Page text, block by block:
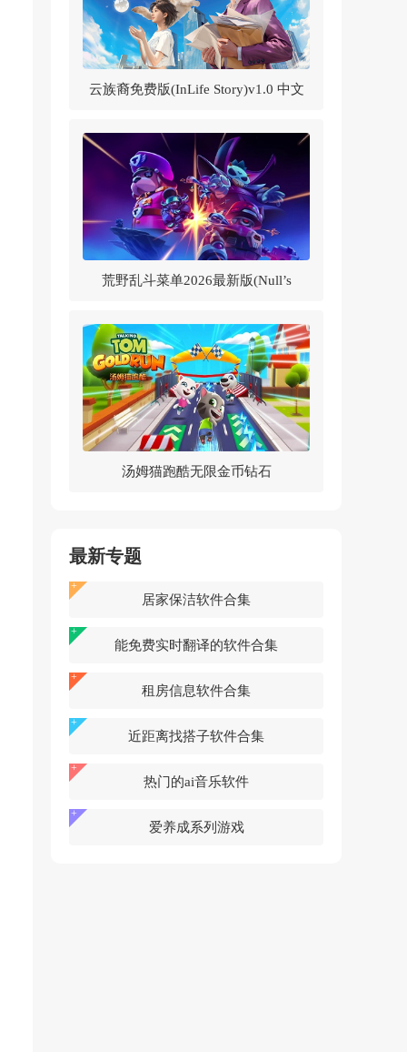
云族裔免费版(InLife Story)v1.0 中文
版
荒野乱斗菜单2026最新版(Null’s
Brawl)v62.264 中文版
汤姆猫跑酷无限金币钻石
最新专题
居家保洁软件合集
能免费实时翻译的软件合集
租房信息软件合集
近距离找搭子软件合集
热门的ai音乐软件
爱养成系列游戏